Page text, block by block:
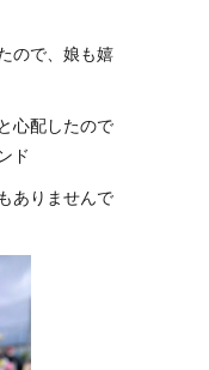
ので、娘も嬉
心配したので
ド
ありませんで